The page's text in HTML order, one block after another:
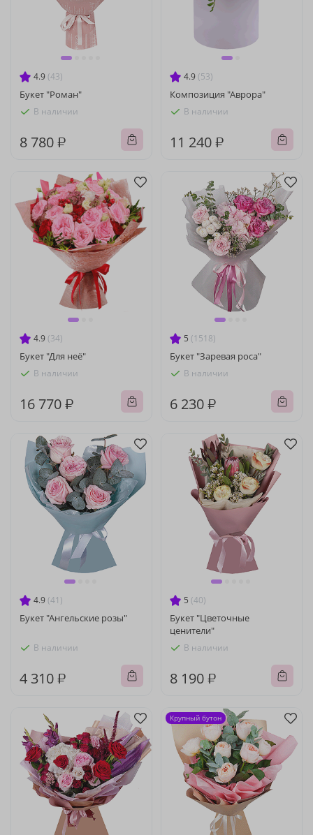
4.9 (43)
Букет "Роман"
В наличии
8 780 ₽
4.9 (53)
Композиция "Аврора"
В наличии
11 240 ₽
4.9 (34)
Букет "Для неё"
В наличии
16 770 ₽
5 (1518)
Букет "Заревая роса"
В наличии
6 230 ₽
4.9 (41)
Букет "Ангельские розы"
В наличии
4 310 ₽
5 (40)
Букет "Цветочные
ценители"
В наличии
8 190 ₽
Крупный бутон